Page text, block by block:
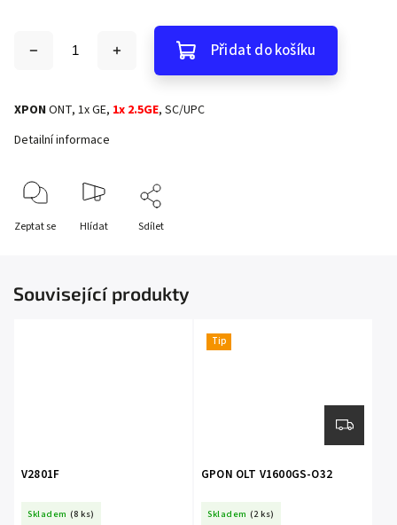
Přidat do košíku
XPON ONT, 1x GE, 1x 2.5GE, SC/UPC
Detailní informace
Zeptat se Hlídat Sdílet
Související produkty
V2801F
Skladem (8 ks)
Tip
GPON OLT V1600GS-O32
Skladem (2 ks)